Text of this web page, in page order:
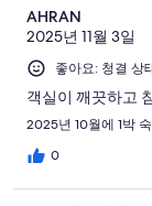
AHRAN
2025년 11월 3일
좋아요: 청결 상
객실이 깨끗하고
2025년 10월에 1박
0